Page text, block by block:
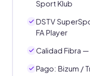
Sport Klub
DSTV
FA Player
Calidad Fibra
Pago: Bizum /